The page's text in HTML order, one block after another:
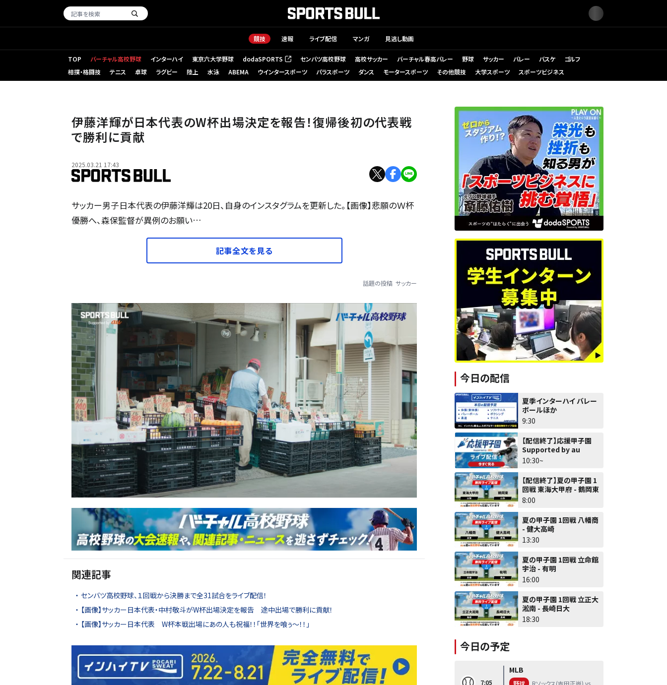
競技 速報 ライブ配信 マンガ 見逃し動画
TOP バーチャル高校野球 インターハイ 東京六大学野球 dodaSPORTS
（新しいタブで開く） センバツ高校野球 高校サッカー バーチャル春高バレー 野球 サッカー バレー バスケ
ゴルフ
相撲・格闘技
テニス 卓球 ラグビー 陸上 水泳 ABEMA ウインタースポーツ パラスポーツ ダンス モータースポーツ その他競技 大学スポーツ スポーツビジネス
伊藤洋輝が日本代表のW杯出場決定を報告！復帰後初の代表戦
で勝利に貢献
2025.03.21 17:43
サッカー男子日本代表の伊藤洋輝は20日、自身のインスタグラムを更新した。【画像】悲願のＷ杯
優勝へ、森保監督が異例のお願い…
記事全文を見る
話題の投稿 サッカー
関連記事
センバツ高校野球、１回戦から決勝まで全31試合をライブ配信！
【画像】サッカー日本代表・中村敬斗がW杯出場決定を報告 途中出場で勝利に貢献！
【画像】サッカー日本代表 W杯本戦出場にあの人も祝福！！「世界を喰ぅ〜！！」
今日の配信
夏季インターハイ バレー
ボールほか
9:30
【配信終了】応援甲子園
Supported by au
10:30~
【配信終了】夏の甲子園 1
回戦 東海大甲府 - 鶴岡東
8:00
夏の甲子園 1回戦 八幡商
- 健大高崎
13:30
夏の甲子園 1回戦 立命館
宇治 - 有明
16:00
夏の甲子園 1回戦 立正大
淞南 - 長崎日大
18:30
今日の予定
7:05
MLB